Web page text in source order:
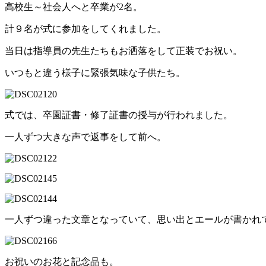
高校生～社会人へと卒業が2名。
計９名が式に参加をしてくれました。
当日は指導員の先生たちもお洒落をして正装でお祝い。
いつもと違う様子に緊張気味な子供たち。
式では、卒園証書・修了証書の授与が行われました。
一人ずつ大きな声で返事をして前へ。
一人ずつ違った文章となっていて、思い出とエールが書かれ
お祝いのお花と記念品も。